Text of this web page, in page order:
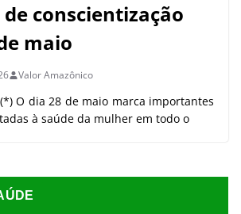
conscientização
maio
Valor Amazônico
O dia 28 de maio marca importantes
à saúde da mulher em todo o